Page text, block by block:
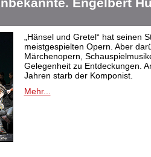
„Hänsel und Gretel“ hat seinen
meistgespielten Opern. Aber
Märchenopern,
Gelegenheit zu Entdeckungen.
Jahren starb der Komponist.
Mehr...